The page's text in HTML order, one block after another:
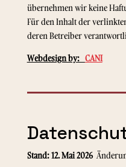
übernehmen wir keine
Für den Inhalt der
deren Betreiber
Webdesign by: CANI
Stand: 12. Mai 2026